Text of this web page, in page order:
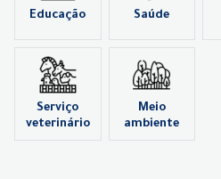
Educação Saúde
Serviço
veterinário
Meio
ambiente